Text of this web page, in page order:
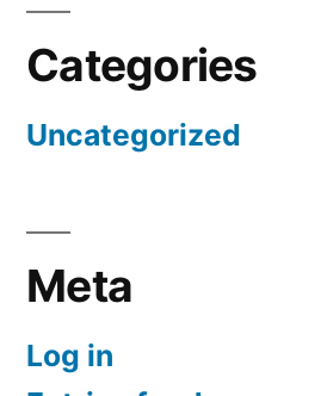
Categories
Uncategorized
Meta
Log in